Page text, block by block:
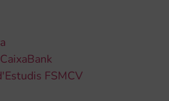
FSMCV